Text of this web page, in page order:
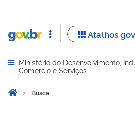
Abrir menu principal de
Ministério do Desenvolvimento,
Comércio e Serviços
Você está aqui:
Página Inicial
Busca